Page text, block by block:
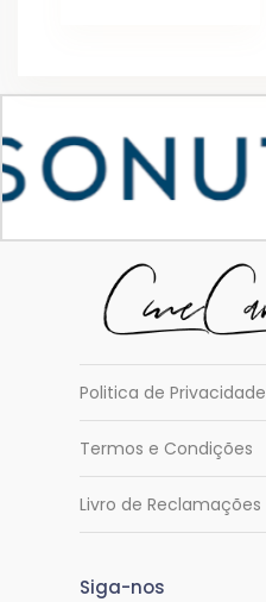
Politica de Privacidade
Termos e Condições
Livro de Reclamações
Siga-nos